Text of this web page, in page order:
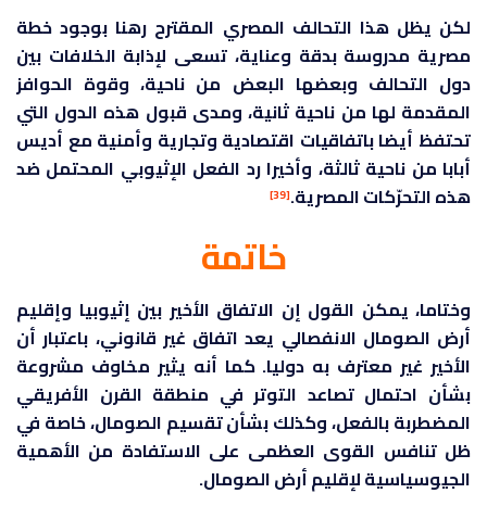
لكن يظل هذا التحالف المصري المقترح رهنا بوجود خطة
مصرية مدروسة بدقة وعناية، تسعى لإذابة الخلافات بين
دول التحالف وبعضها البعض من ناحية، وقوة الحوافز
المقدمة لها من ناحية ثانية، ومدى قبول هذه الدول التي
تحتفظ أيضا باتفاقيات اقتصادية وتجارية وأمنية مع أديس
أبابا من ناحية ثالثة، وأخيرا رد الفعل الإثيوبي المحتمل ضد
هذه التحرّكات المصرية.[39]
خاتمة
وختاما، يمكن القول إن الاتفاق الأخير بين إثيوبيا وإقليم
أرض الصومال الانفصالي يعد اتفاق غير قانوني، باعتبار أن
الأخير غير معترف به دوليا. كما أنه يثير مخاوف مشروعة
بشأن احتمال تصاعد التوتر في منطقة القرن الأفريقي
المضطربة بالفعل، وكذلك بشأن تقسيم الصومال، خاصة في
ظل تنافس القوى العظمى على الاستفادة من الأهمية
الجيوسياسية لإقليم أرض الصومال.